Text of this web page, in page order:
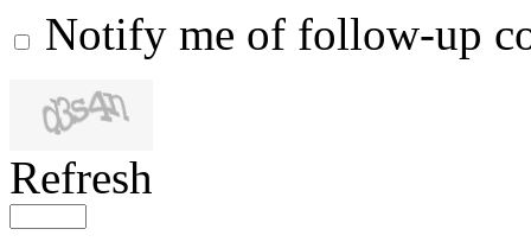
Notify me of follow-up
Refresh